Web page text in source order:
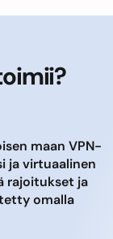
maan VPN-
ja virtuaalinen
rajoitukset ja
omalla